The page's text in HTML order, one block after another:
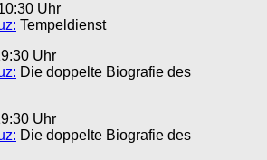
Uhr
Tempeldienst
Uhr
Die doppelte Biografie des
Uhr
Die doppelte Biografie des